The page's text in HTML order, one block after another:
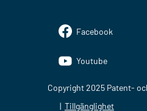
Facebook
Youtube
Copyright 2025 Patent-
Tillgänglighet